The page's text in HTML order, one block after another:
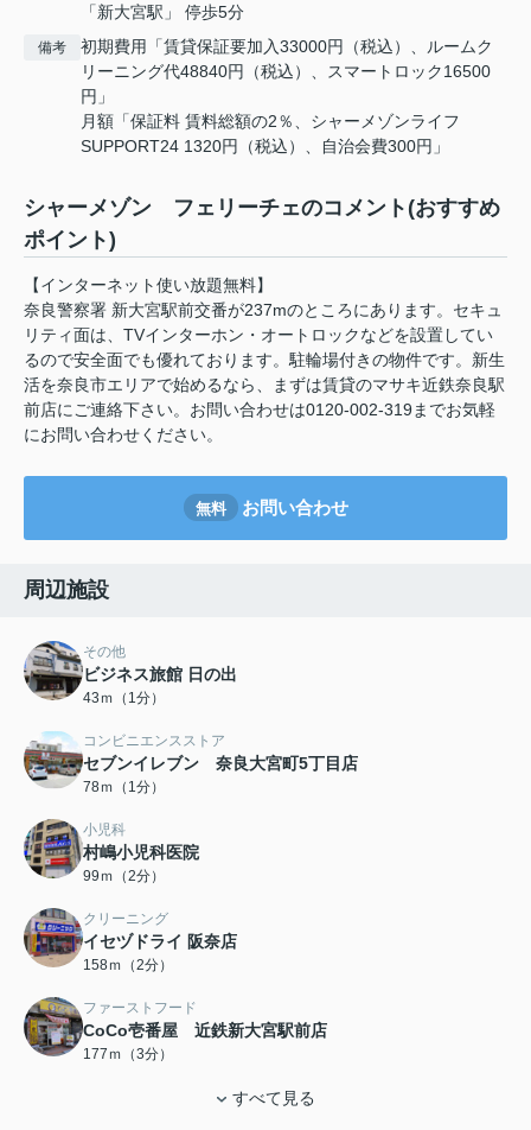
「新大宮駅」 停歩5分
備考
初期費用「賃貸保証要加入33000円（税込）、ルームク
リーニング代48840円（税込）、スマートロック16500
円」
月額「保証料 賃料総額の2％、シャーメゾンライフ
SUPPORT24 1320円（税込）、自治会費300円」
シャーメゾン フェリーチェのコメント(おすすめ
ポイント)
【インターネット使い放題無料】
奈良警察署 新大宮駅前交番が237mのところにあります。セキュ
リティ面は、TVインターホン・オートロックなどを設置してい
るので安全面でも優れております。駐輪場付きの物件です。新生
活を奈良市エリアで始めるなら、まずは賃貸のマサキ近鉄奈良駅
前店にご連絡下さい。お問い合わせは0120-002-319までお気軽
にお問い合わせください。
無料 お問い合わせ
周辺施設
その他
ビジネス旅館 日の出
43ｍ（1分）
コンビニエンスストア
セブンイレブン 奈良大宮町5丁目店
78ｍ（1分）
小児科
村嶋小児科医院
99ｍ（2分）
クリーニング
イセヅドライ 阪奈店
158ｍ（2分）
ファーストフード
CoCo壱番屋 近鉄新大宮駅前店
177ｍ（3分）
すべて見る